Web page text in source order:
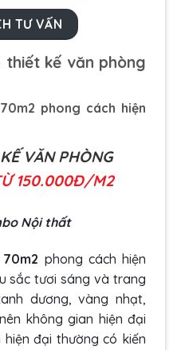
TƯ VẤN
thiết kế văn phòng
phong cách hiện
VĂN PHÒNG
150.000Đ/M2
Nội thất
phong cách hiện
sắc tươi sáng và trang
dương, vàng nhạt,
không gian hiện đại
đại thường có kiến